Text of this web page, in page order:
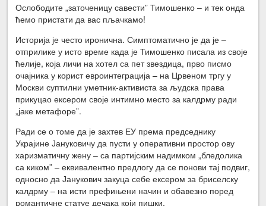
Ослободите „заточеницу савести” Тимошенко – и тек онда
ћемо пристати да вас пљачкамо!
Историја је често иронична. Симптоматично је да је –
отприлике у исто време када је Тимошенко писала из своје
ћелије, која личи на хотел са пет звездица, прво писмо
очајника у корист евроинтеграција – на Црвеном тргу у
Москви суптилни уметник-активиста за људска права
прикуцао ексером своје интимно место за калдрму ради
„јаке метафоре”.
Ради се о томе да је захтев ЕУ према председнику
Украјине Јануковичу да пусти у оперативни простор ову
харизматичну жену – са партијским надимком „бледолика
са киком” – еквивалентно предлогу да се понови тај подвиг,
односно да Јанукович закуца себе ексером за бриселску
калдрму – на исти префињени начин и обавезно поред
романтичне статуе дечака који пишки.